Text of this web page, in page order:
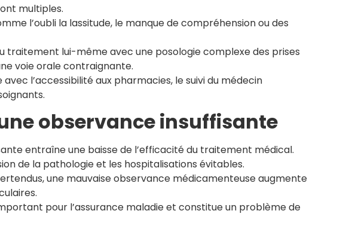
multiples.
l’oubli la lassitude, le manque de compréhension ou des
traitement lui-même avec une posologie complexe des prises
voie orale contraignante.
avec l’accessibilité aux pharmacies, le suivi du médecin
observance insuffisante
entraîne une baisse de l’efficacité du traitement médical.
de la pathologie et les hospitalisations évitables.
une mauvaise observance médicamenteuse augmente
pour l’assurance maladie et constitue un problème de